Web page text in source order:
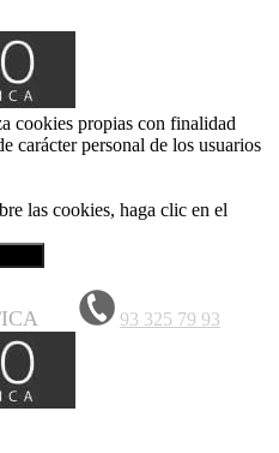
cookies propias con finalidad
carácter personal de los usuarios
las cookies, haga clic en el
93 325 79 93